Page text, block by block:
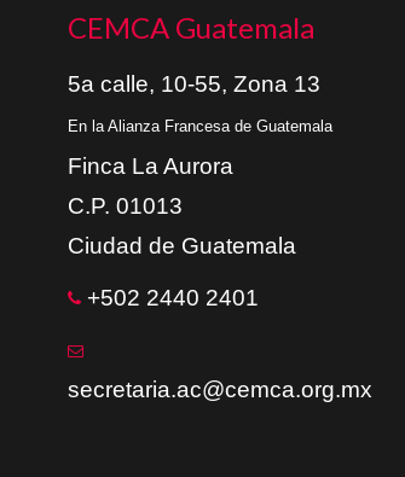
CEMCA Guatemala
5a calle, 10-55, Zona 13
En la Alianza Francesa de Guatemala
Finca La Aurora
C.P. 01013
Ciudad de Guatemala
+502 2440 2401
secretaria.ac@cemca.org.mx